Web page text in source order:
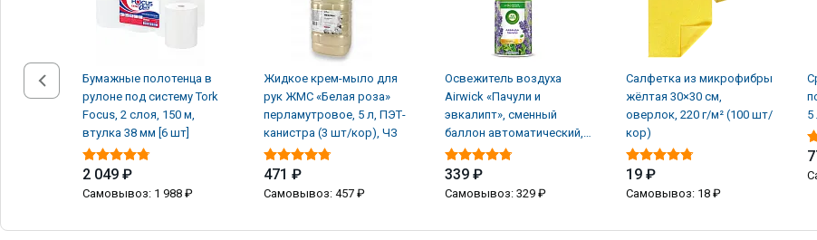
Бумажные полотенца в
рулоне под систему Tork
Focus, 2 слоя, 150 м,
втулка 38 мм [6 шт]
2 049 ₽
Самовывоз: 1 988 ₽
Жидкое крем-мыло для
рук ЖМС «Белая роза»
перламутровое, 5 л, ПЭТ-
канистра (3 шт/кор), ЧЗ
471 ₽
Самовывоз: 457 ₽
Освежитель воздуха
Airwick «Пачули и
эвкалипт», сменный
баллон автоматический,
250 мл (6 шт/кор)
339 ₽
Самовывоз: 329 ₽
Салфетка из микрофибры
жёлтая 30×30 см,
оверлок, 220 г/м² (100 шт/
кор)
19 ₽
Самовывоз: 18 ₽
5